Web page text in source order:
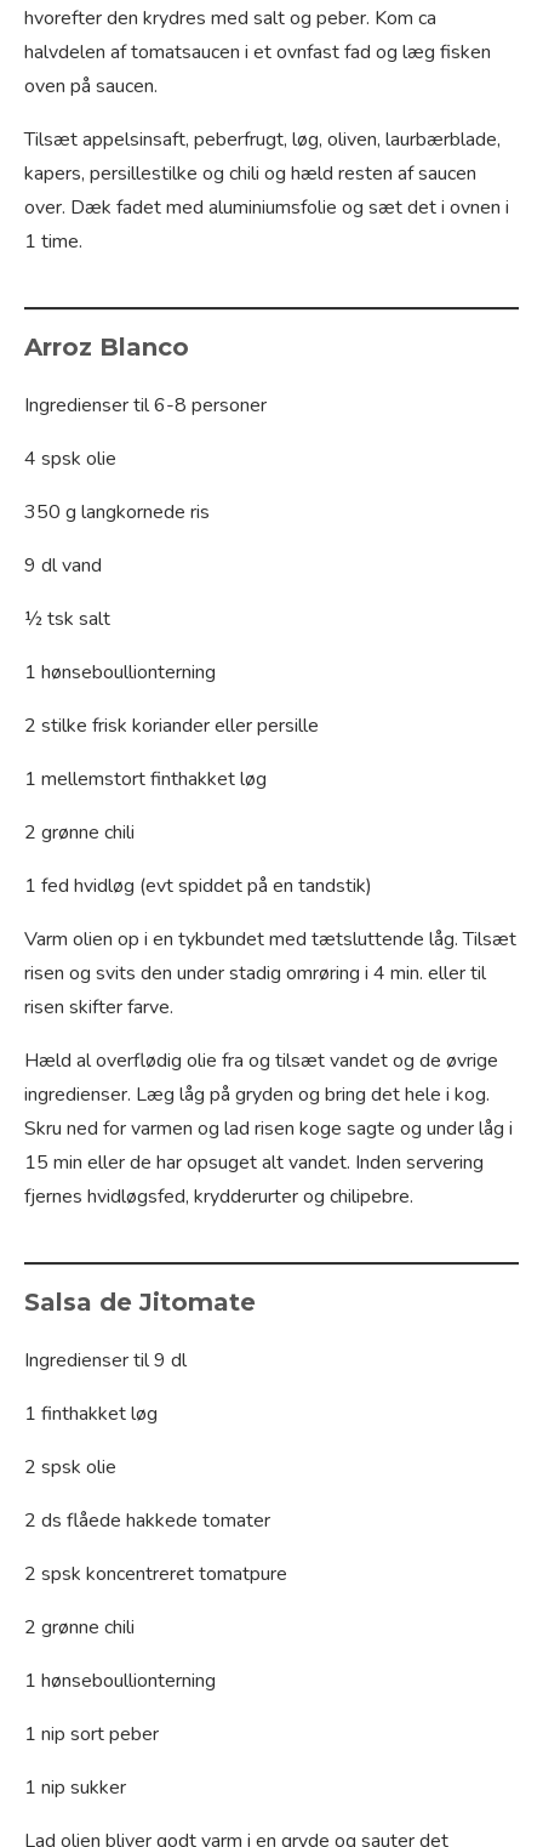
hvorefter den krydres med salt og peber. Kom ca
halvdelen af tomatsaucen i et ovnfast fad og læg fisken
oven på saucen.
Tilsæt appelsinsaft, peberfrugt, løg, oliven, laurbærblade,
kapers, persillestilke og chili og hæld resten af saucen
over. Dæk fadet med aluminiumsfolie og sæt det i ovnen i
1 time.
Arroz Blanco
Ingredienser til 6-8 personer
4 spsk olie
350 g langkornede ris
9 dl vand
½ tsk salt
1 hønseboullionterning
2 stilke frisk koriander eller persille
1 mellemstort finthakket løg
2 grønne chili
1 fed hvidløg (evt spiddet på en tandstik)
Varm olien op i en tykbundet med tætsluttende låg. Tilsæt
risen og svits den under stadig omrøring i 4 min. eller til
risen skifter farve.
Hæld al overflødig olie fra og tilsæt vandet og de øvrige
ingredienser. Læg låg på gryden og bring det hele i kog.
Skru ned for varmen og lad risen koge sagte og under låg i
15 min eller de har opsuget alt vandet. Inden servering
fjernes hvidløgsfed, krydderurter og chilipebre.
Salsa de Jitomate
Ingredienser til 9 dl
1 finthakket løg
2 spsk olie
2 ds flåede hakkede tomater
2 spsk koncentreret tomatpure
2 grønne chili
1 hønseboullionterning
1 nip sort peber
1 nip sukker
Lad olien bliver godt varm i en gryde og sauter det